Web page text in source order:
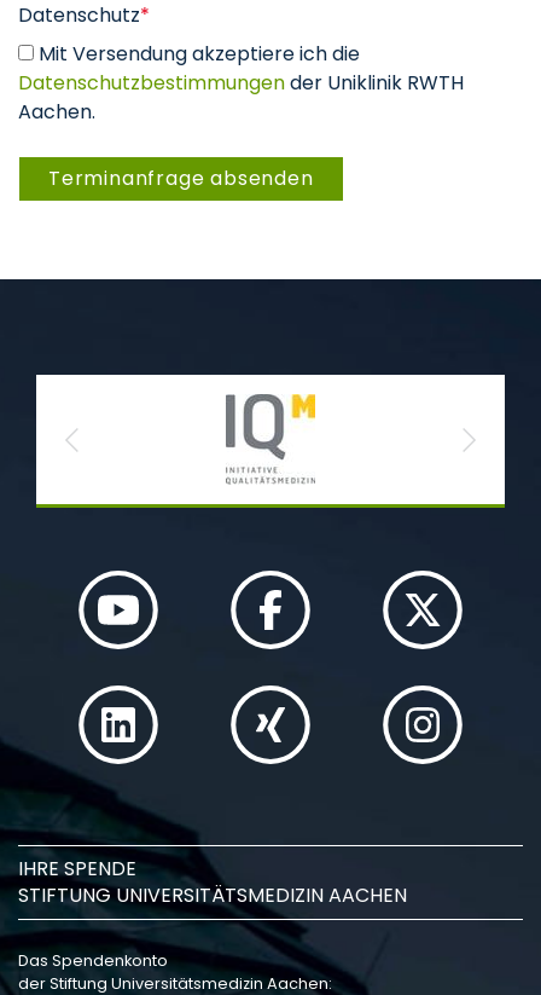
Datenschutz*
Mit Versendung akzeptiere ich die
Datenschutzbestimmungender Uniklinik RWTH
Aachen.
Previous Next
IHRE SPENDE
STIFTUNG UNIVERSITÄTSMEDIZIN AACHEN
Das Spendenkonto
der Stiftung Universitätsmedizin Aachen: